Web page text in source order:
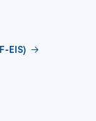
EIS)